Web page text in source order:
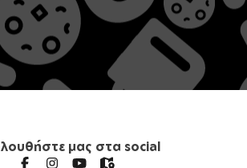
μας στα social